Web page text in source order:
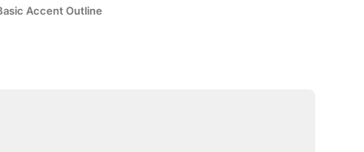
Accent Outline